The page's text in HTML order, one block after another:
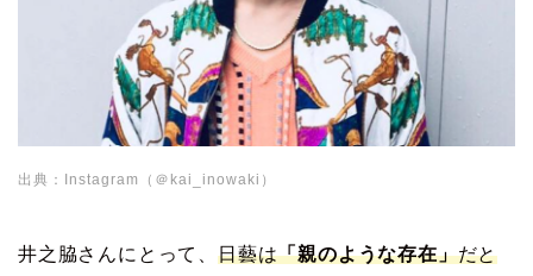
出典：Instagram（＠kai_inowaki）
井之脇さんにとって、 日藝は「親のような存在」だと